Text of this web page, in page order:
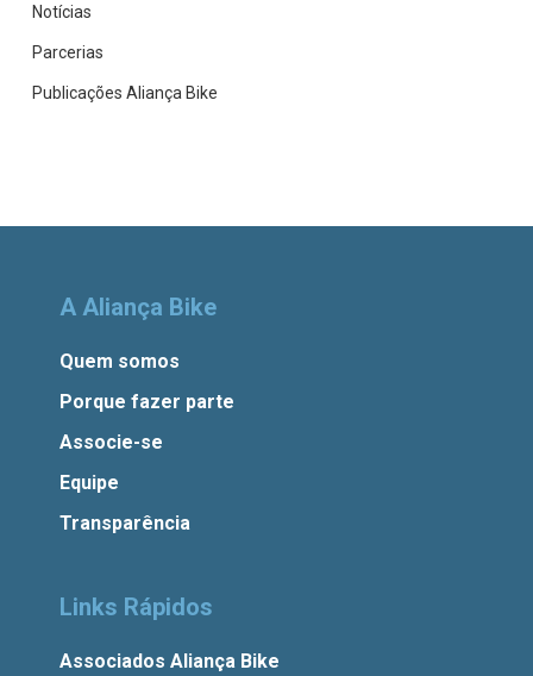
Notícias
Parcerias
Publicações Aliança Bike
A Aliança Bike
Quem somos
Porque fazer parte
Associe-se
Equipe
Transparência
Links Rápidos
Associados Aliança Bike